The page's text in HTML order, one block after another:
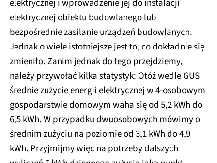
elektrycznej i wprowadzenie jej do instalacji
elektrycznej obiektu budowlanego lub
bezpośrednie zasilanie urządzeń budowlanych.
Jednak o wiele istotniejsze jest to, co dokładnie się
zmieniło. Zanim jednak do tego przejdziemy,
należy przywołać kilka statystyk: Otóż wedle GUS
średnie zużycie energii elektrycznej w 4-osobowym
gospodarstwie domowym waha się od 5,2 kWh do
6,5 kWh. W przypadku dwuosobowych mówimy o
średnim zużyciu na poziomie od 3,1 kWh do 4,9
kWh. Przyjmijmy więc na potrzeby dalszych